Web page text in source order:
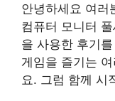
안녕하세요 여러
컴퓨터 모니터
을 사용한 후기
게임을 즐기는
요. 그럼 함께 시